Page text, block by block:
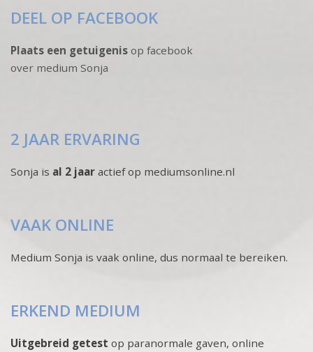
DEEL OP FACEBOOK
Plaats een getuigenis op facebook
over medium Sonja
2 JAAR ERVARING
Sonja is al 2 jaar actief op mediumsonline.nl
VAAK ONLINE
Medium Sonja is vaak online, dus normaal te bereiken.
ERKEND MEDIUM
Uitgebreid getest op paranormale gaven, online